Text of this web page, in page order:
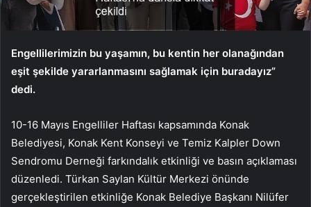
Engellilerimizin bu yaşamın, bu kentin her olanağından
eşit şekilde yararlanmasını sağlamak için buradayız”
dedi.
10-16 Mayıs Engelliler Haftası kapsamında Konak
Belediyesi, Konak Kent Konseyi ve Temiz Kalpler Down
Sendromu Derneği farkındalık etkinliği ve basın açıklaması
düzenledi. Türkan Saylan Kültür Merkezi önünde
gerçekleştirilen etkinliğe Konak Belediye Başkanı Nilüfer